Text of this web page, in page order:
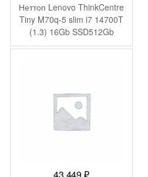
Неттоп Lenovo ThinkCentre
Tiny M70q-5 slim i7 14700T
(1.3) 16Gb SSD512Gb
UHDG 770 без ОС GbitEth
43 449₽